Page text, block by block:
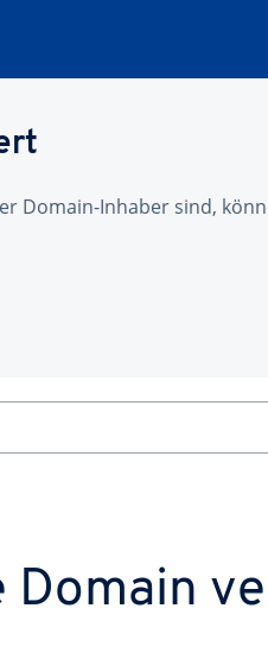
Domain-Inhaber sind,
Domain